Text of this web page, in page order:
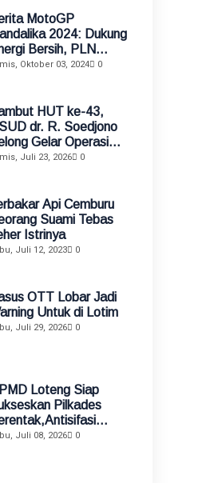
dan KKN
MotoGP
2024: Dukung
Bersih, PLN
Motor Listrik
Oktober 03, 2024 0
HUT ke-43,
dr. R. Soedjono
Gelar Operasi
Celah Bibir dan
Juli 23, 2026 0
Api Cemburu
Suami Tebas
Istrinya
Juli 12, 2023 0
OTT Lobar Jadi
Untuk di Lotim
Juli 29, 2026 0
Loteng Siap
Pilkades
Pilkades
Juli 08, 2026 0